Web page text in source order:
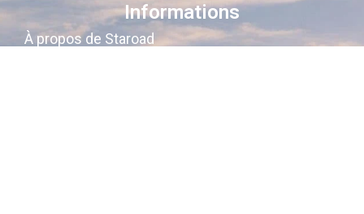
Informations
À propos de Staroad